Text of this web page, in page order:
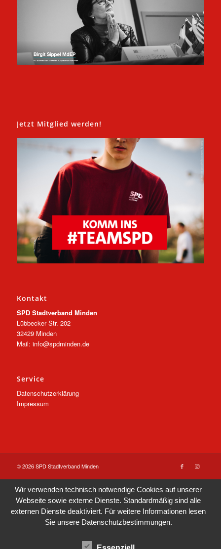
Jetzt Mitglied werden!
Kontakt
SPD Stadtverband Minden
Lübbecker Str. 202
32429 Minden
Mail: info@spdminden.de
Service
Datenschutzerklärung
Impressum
© 2026 SPD Stadtverband Minden
Wir verwenden technisch notwendige Cookies auf unserer
Webseite sowie externe Dienste. Standardmäßig sind alle
externen Dienste deaktiviert. Für weitere Informationen lesen
Sie unsere Datenschutzbestimmungen.